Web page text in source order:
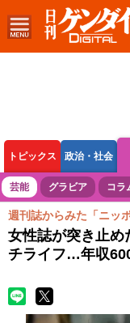
トピックス 政治・社会
ボートレース 競輪
芸能 グラビア コラ
週刊誌からみた「ニッ
女性誌が突き止め
チライフ…年収